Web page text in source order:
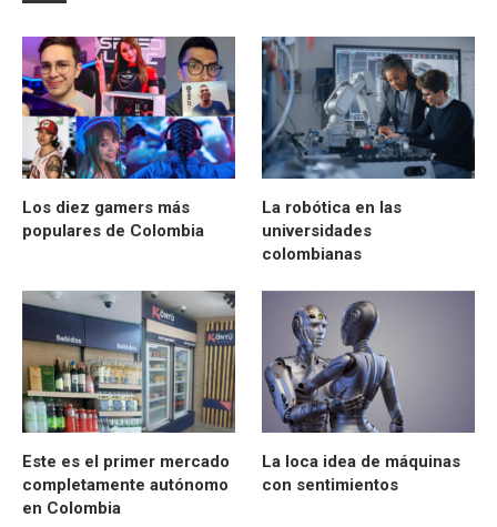
Los diez gamers más
populares de Colombia
La robótica en las
universidades
colombianas
Este es el primer mercado
completamente autónomo
en Colombia
La loca idea de máquinas
con sentimientos